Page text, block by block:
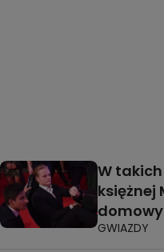
W
księżnej
GWIAZDY